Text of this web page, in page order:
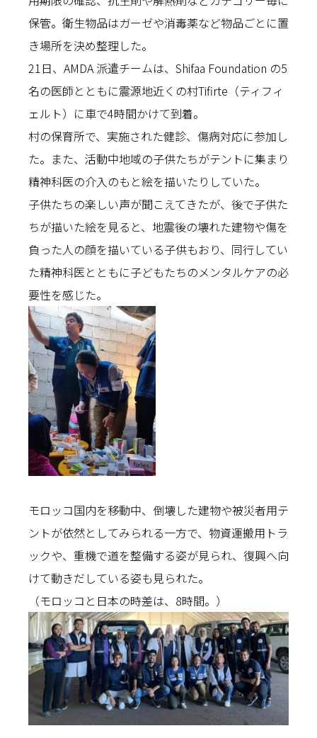
保管。衛生物品はガーゼや消毒薬など物品ごとに置
き場所を決め整理した。
21日、AMDA 派遣チームは、Shifaa Foundation の5
名の医師とともに震源地近くの村Tifirte（ティフィ
ェルト）に車で4時間かけて到着。
村の保育所で、実施された健診、傷病対応に参加し
た。また、活動中地域の子供たちがテントに集まり
精神科医の介入のもと絵を描いたりしていた。
子供たちの楽しい声が聞こえてきたが、後で子供た
ちが描いた絵を見ると、地震後の壊れた建物や傷を
負った人の顔を描いている子供もおり、同行してい
た精神科医とともに子どもたちのメンタルケアの必
要性を感じた。
モロッコ国内を移動中、倒壊した建物や被災者用テ
ントが依然としてみられる一方で、物資運搬用トラ
ックや、重機で道を整備する姿が見られ、復興へ向
けて動きだしている姿も見られた。
（モロッコと日本の時差は、8時間。）